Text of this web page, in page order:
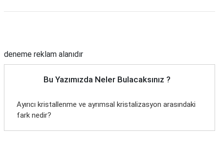
deneme reklam alanıdır
Bu Yazımızda Neler Bulacaksınız ?
Ayırıcı kristallenme ve ayrımsal kristalizasyon arasındaki
fark nedir?